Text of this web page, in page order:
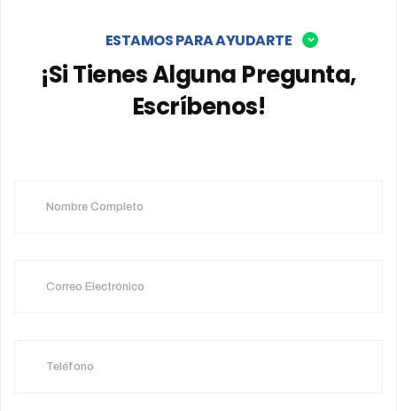
ESTAMOS PARA AYUDARTE
¡Si Tienes Alguna Pregunta,
Escríbenos!